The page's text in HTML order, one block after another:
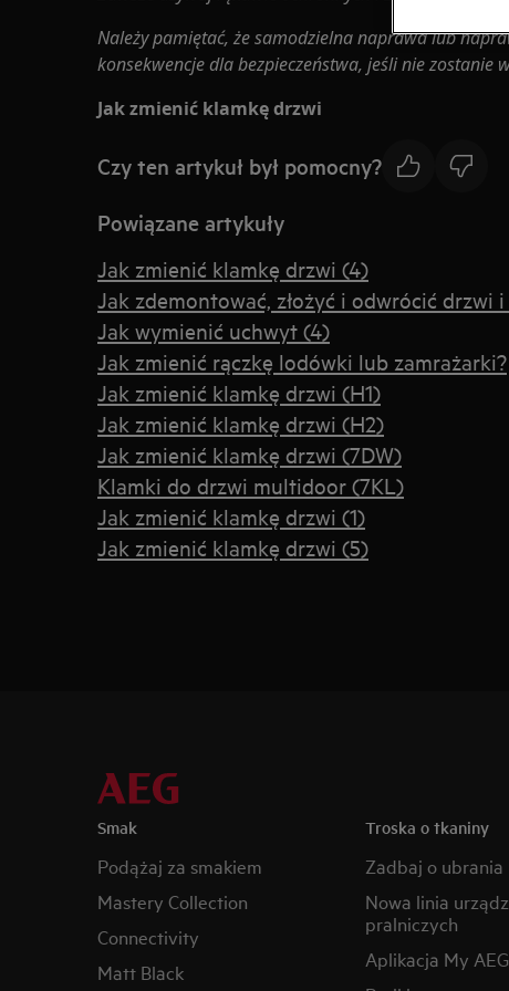
Należy pamiętać, że samodzielna naprawa lub
konsekwencje dla bezpieczeństwa, jeśli nie zostanie
Jak zmienić klamkę drzwi
Czy ten artykuł był pomocny?
Powiązane artykuły
Jak zmienić klamkę drzwi (4)
Jak zdemontować, złożyć i odwrócić drzwi
Jak wymienić uchwyt (4)
Jak zmienić rączkę lodówki lub zamrażarki?
Jak zmienić klamkę drzwi (H1)
Jak zmienić klamkę drzwi (H2)
Jak zmienić klamkę drzwi (7DW)
Klamki do drzwi multidoor (7KL)
Jak zmienić klamkę drzwi (1)
Jak zmienić klamkę drzwi (5)
Smak
Podążaj za smakiem
Mastery Collection
Connectivity
Matt Black
Troska o tkaniny
Zadbaj o ubrania
Nowa linia
pralniczych
Aplikacja My AEG